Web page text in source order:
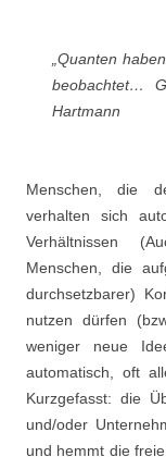
„Quanten
beobachtet…
Hartmann
Menschen, die
verhalten sich
Verhältnissen
Menschen, die
durchsetzbarer)
nutzen dürfen
weniger neue
automatisch, oft
Kurzgefasst: die
und/oder
und hemmt die